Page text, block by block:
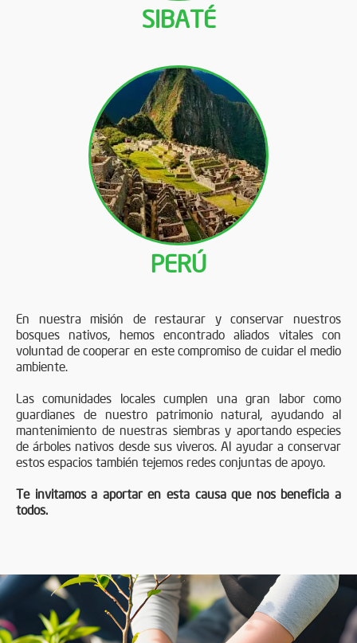
SIBATÉ
PERÚ
En nuestra misión de restaurar y conservar nuestros
bosques nativos, hemos encontrado aliados vitales con
voluntad de cooperar en este compromiso de cuidar el medio
ambiente.
Las comunidades locales cumplen una gran labor como
guardianes de nuestro patrimonio natural, ayudando al
mantenimiento de nuestras siembras y aportando especies
de árboles nativos desde sus viveros. Al ayudar a conservar
estos espacios también tejemos redes conjuntas de apoyo.
Te invitamos a aportar en esta causa que nos beneficia a
todos.